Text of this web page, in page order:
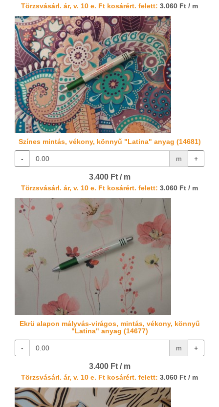
Törzsvásárl. ár, v. 10 e. Ft kosárért. felett: 3.060 Ft / m
Színes mintás, vékony, könnyű "Latina" anyag (14681)
- m +
3.400 Ft / m
Törzsvásárl. ár, v. 10 e. Ft kosárért. felett: 3.060 Ft / m
Ekrü alapon mályvás-virágos, mintás, vékony, könnyű
"Latina" anyag (14677)
- m +
3.400 Ft / m
Törzsvásárl. ár, v. 10 e. Ft kosárért. felett: 3.060 Ft / m